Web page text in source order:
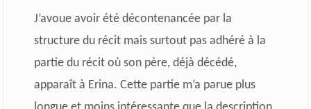
J’avoue avoir été décontenancée par la
structure du récit mais surtout pas adhéré à la
partie du récit où son père, déjà décédé,
apparaît à Erina. Cette partie m’a parue plus